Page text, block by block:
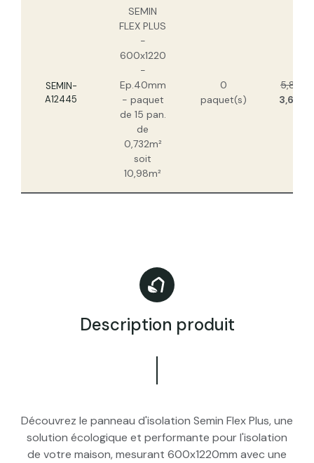
SEMIN-
A12445
SEMIN
FLEX PLUS
-
600x1220
-
Ep.40mm
- paquet
de 15 pan.
de
0,732m²
soit
10,98m²
0
paquet(s)
5,86 €
3,69 €
Description produit
Découvrez le panneau d'isolation Semin Flex Plus, une
solution écologique et performante pour l'isolation
de votre maison, mesurant 600x1220mm avec une